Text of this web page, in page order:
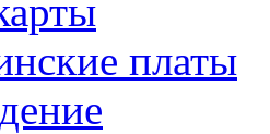
платы